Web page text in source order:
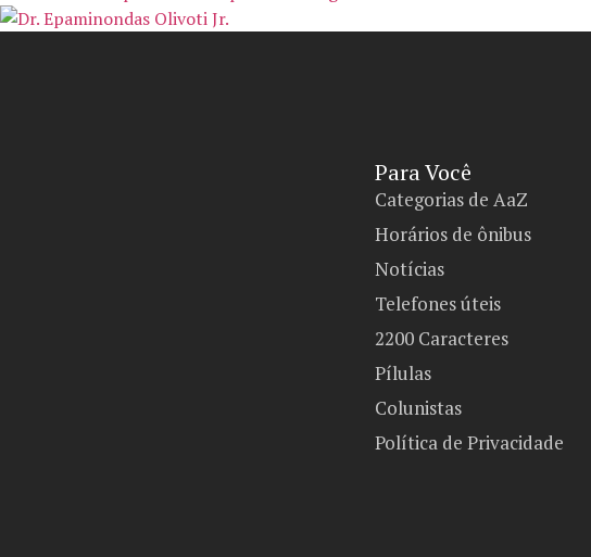
Para Você
Categorias de AaZ
Horários de ônibus
Notícias
Telefones úteis
2200 Caracteres
Pílulas
Colunistas
Política de Privacidade